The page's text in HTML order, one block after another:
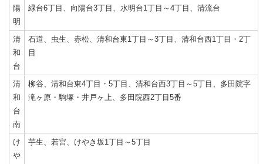
陽
明
緑台6丁目、向陽台3丁目、水明台1丁目～4丁目、清流台
清
和
台
石道、虫生、赤松、清和台東1丁目～3丁目、清和台西1丁目・2丁
目
清
和
台
南
柳谷、清和台東4丁目・5丁目、清和台西3丁目～5丁目、多田院字
滝ヶ原・駒塚・井戸ヶ上、多田院西2丁目5番
け
や
芋生、若宮、けやき坂1丁目～5丁目